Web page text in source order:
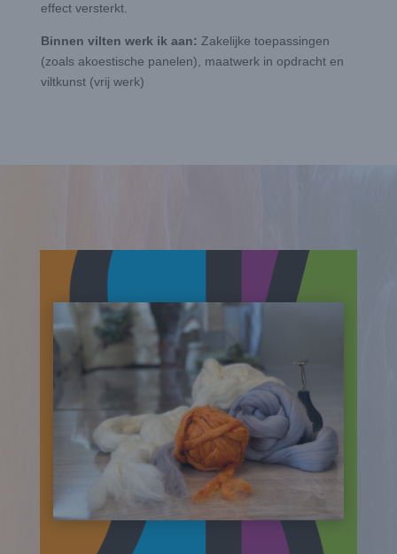
effect versterkt.
Binnen vilten werk ik aan: Zakelijke toepassingen
(zoals akoestische panelen), maatwerk in opdracht en
viltkunst (vrij werk)